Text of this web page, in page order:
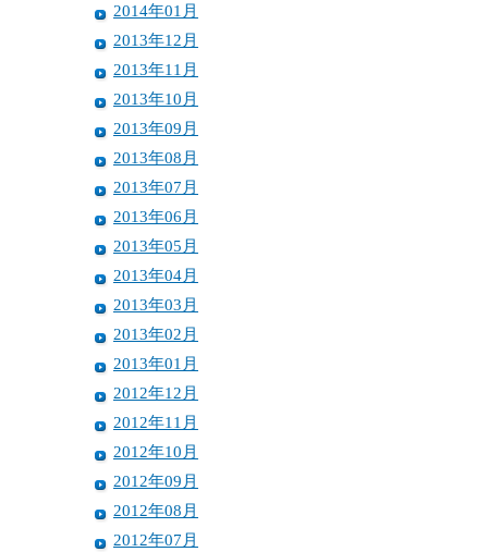
2014年01月
2013年12月
2013年11月
2013年10月
2013年09月
2013年08月
2013年07月
2013年06月
2013年05月
2013年04月
2013年03月
2013年02月
2013年01月
2012年12月
2012年11月
2012年10月
2012年09月
2012年08月
2012年07月